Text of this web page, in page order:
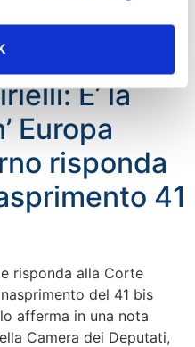
di essere una grande
E’ la
Europa
risponda
41
risponda alla Corte
del 41 bis
afferma in una nota
Camera dei Deputati,